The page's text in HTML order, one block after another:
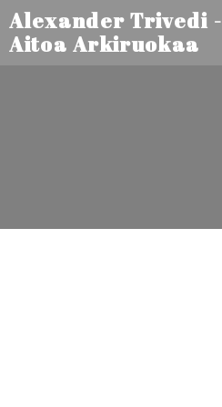
Alexander Trivedi -
Aitoa Arkiruokaa